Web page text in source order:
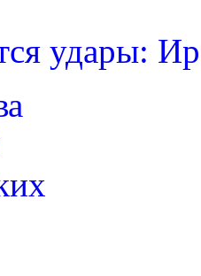
удары: